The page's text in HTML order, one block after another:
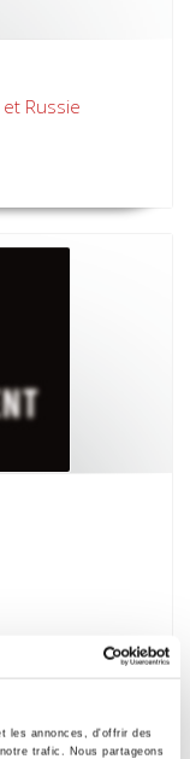
les annonces, d'offrir des
trafic. Nous partageons
Russie